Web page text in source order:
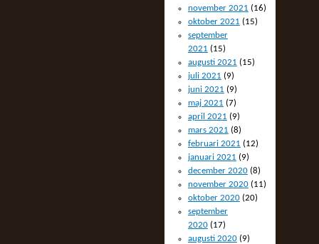
november 2021 (16)
oktober 2021 (15)
september
2021 (15)
augusti 2021 (15)
juli 2021 (9)
juni 2021 (9)
maj 2021 (7)
april 2021 (9)
mars 2021 (8)
februari 2021 (12)
januari 2021 (9)
december 2020(8)
november 2020(11)
oktober 2020(20)
september
2020(17)
augusti 2020(9)